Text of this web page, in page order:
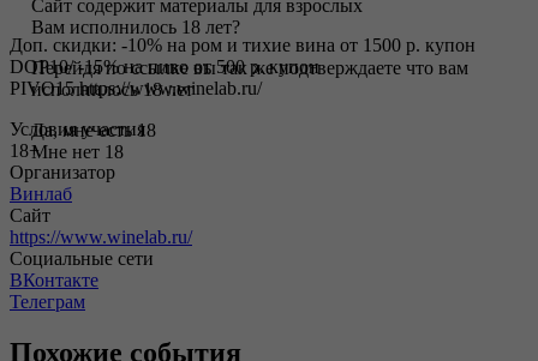
Доп. скидки: -10% на ром и тихие вина от 1500 р. купон
DOP10/ -15% на пиво от 500 р. купон
PIVO15 https://www.winelab.ru/
Условия участия
18+
Организатор
Винлаб
Сайт
https://www.winelab.ru/
Социальные сети
ВКонтакте
Телеграм
Похожие события
Сайт содержит материалы для взрослых
Вам исполнилось 18 лет?
Перейдя по ссылке вы так же подтверждаете что вам
исполнилось 18 лет
Да, мне есть 18
Мне нет 18